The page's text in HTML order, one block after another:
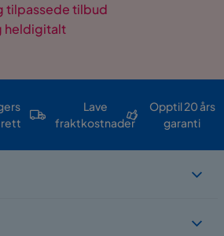
tilpassede tilbud
heldigitalt
Lave
fraktkostnader
Opptil 20 års
garanti